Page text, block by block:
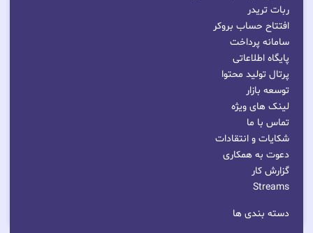
ربات تریدر
افتتاح حساب بروکر
سامانه پرداخت
پایگاه اطلاعاتی
پرتال تولید محتوا
توسعه بازار
لینک های ویژه
تماس با ما
شکایات و انتقادات
دعوت به همکاری
گزارش کار
Streams
دسته بندی ها